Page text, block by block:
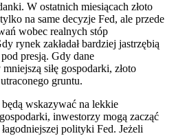
W ostatnich miesiącach złoto
na same decyzje Fed, ale przede
wobec realnych stóp
rynek zakładał bardziej jastrzębią
presją. Gdy dane
siłę gospodarki, złoto
gruntu.
wskazywać na lekkie
inwestorzy mogą zacząć
polityki Fed. Jeżeli